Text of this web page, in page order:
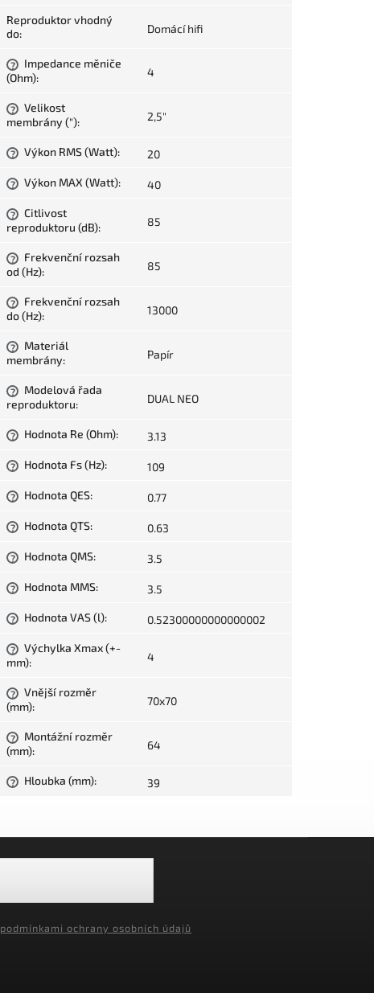
Reproduktor vhodný
do: Domácí hifi
?
Impedance měniče
(Ohm): 4
?
Velikost
membrány ("): 2,5"
? Výkon RMS (Watt): 20
? Výkon MAX (Watt): 40
?
Citlivost
reproduktoru (dB): 85
?
Frekvenční rozsah
od (Hz): 85
?
Frekvenční rozsah
do (Hz): 13000
?
Materiál
membrány: Papír
?
Modelová řada
reproduktoru: DUAL NEO
? Hodnota Re (Ohm): 3.13
? Hodnota Fs (Hz): 109
? Hodnota QES: 0.77
? Hodnota QTS: 0.63
? Hodnota QMS: 3.5
? Hodnota MMS: 3.5
? Hodnota VAS (l): 0.52300000000000002
?
Výchylka Xmax (+-
mm): 4
?
Vnější rozměr
(mm): 70x70
?
Montážní rozměr
(mm): 64
? Hloubka (mm): 39
podmínkami ochrany osobních údajů